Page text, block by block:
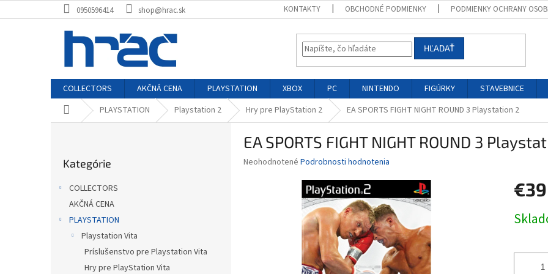
na
0950596414 shop@hrac.sk KONTAKTY OBCHODNÉ PODMIENKY PODMIENKY OCHRANY
HĽADAŤ
COLLECTORS AKČNÁ CENA PLAYSTATION XBOX PC NINTENDO FIGÚRKY STAVEBNICE
DomovPLAYSTATION Playstation 2 Hry pre PlayStation 2 EA SPORTS FIGHT NIGHT ROUND 3 Playstation 2
kategórie
Kategórie
COLLECTORS
AKČNÁ CENA
PLAYSTATION
Playstation Vita
Príslušenstvo pre Playstation Vita
Hry pre PlayStation Vita
EA SPORTS FIGHT NIGHT ROUND 3
Priemerné
Neohodnotené Podrobnosti hodnotenia
€39
cena: